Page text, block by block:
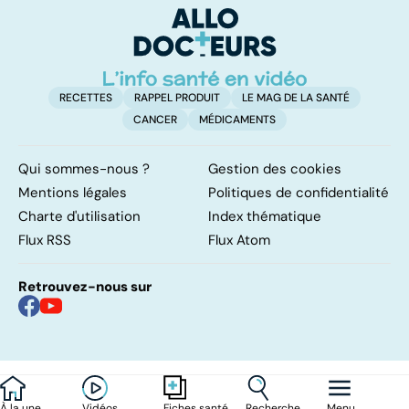
d'angine ?
RECETTES RAPPEL PRODUIT
LE MAG DE LA SANTÉ
CANCER
MÉDICAMENTS
Qui sommes-nous ?
Gestion des cookies
Mentions légales
Politiques de confidentialité
Charte d'utilisation
Index thématique
Flux RSS
Flux Atom
Retrouvez-nous sur